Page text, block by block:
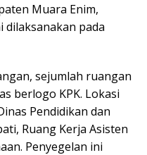
Muara Enim,
dilaksanakan pada
sejumlah ruangan
berlogo KPK. Lokasi
Pendidikan dan
Ruang Kerja Asisten
Penyegelan ini